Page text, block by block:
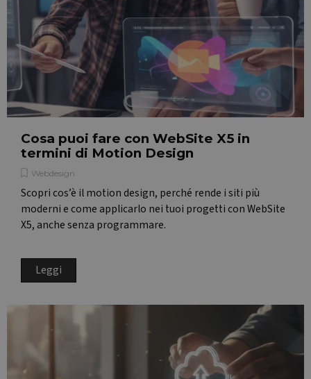
Cosa puoi fare con WebSite X5 in
termini di Motion Design
Webdesign
Scopri cos’è il motion design, perché rende i siti più
moderni e come applicarlo nei tuoi progetti con WebSite
X5, anche senza programmare.
Leggi